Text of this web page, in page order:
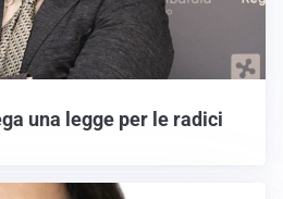
una legge per le radici